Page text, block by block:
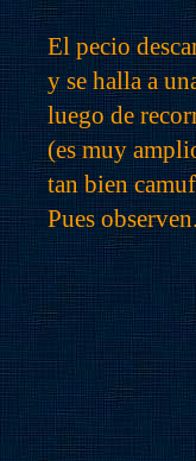
El pecio
y se halla a
luego de
(es muy
tan bien
Pues